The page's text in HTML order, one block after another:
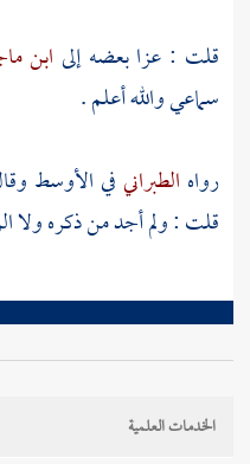
قلت : عزا بعضه إلى ابن
سماعي والله أعلم .
رواه الطبرانيفي الأوسط
قلت : ولم أجد من ذكره ولا
الخدمات العلمية